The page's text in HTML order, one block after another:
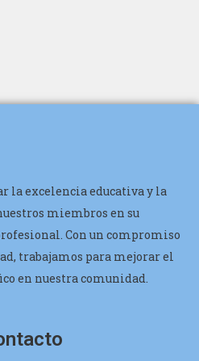
la excelencia educativa y la
miembros en su
Con un compromiso
trabajamos para mejorar el
en nuestra comunidad.